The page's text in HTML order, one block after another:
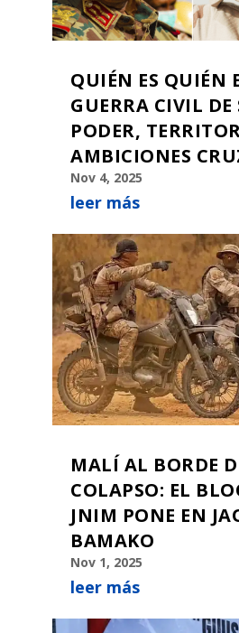
QUIÉN ES QUIÉN
GUERRA CIVIL
PODER,
AMBICIONES
Nov 4, 2025
leer más
MALÍ AL BORDE
COLAPSO: EL
JNIM PONE EN
BAMAKO
Nov 1, 2025
leer más